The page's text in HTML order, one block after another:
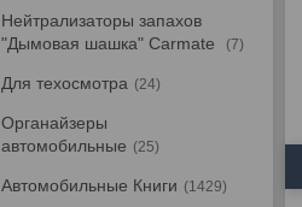
Нейтрализаторы запахов
"Дымовая шашка" Carmate
7
Для техосмотра 24
Органайзеры
автомобильные
25
Автомобильные Книги 1429